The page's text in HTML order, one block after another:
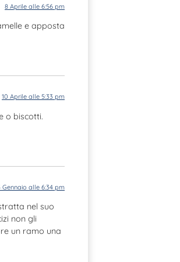
8 Aprile alle 6:56 pm
e apposta
10 Aprile alle 5:33 pm
o biscotti.
Gennaio alle 6:34 pm
nel suo
non gli
un ramo una